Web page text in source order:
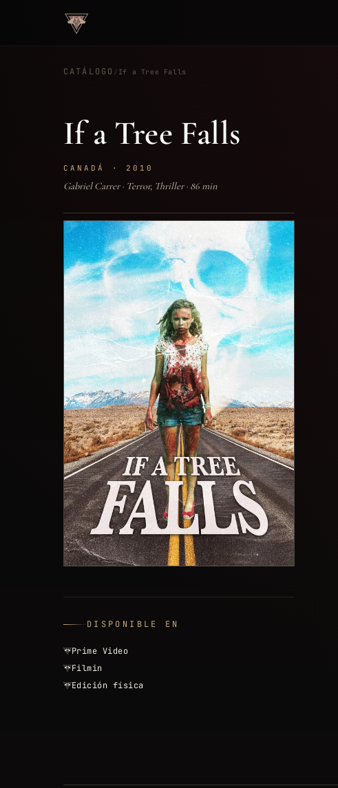
TÁRTARO
CATÁLOGO / If a Tree Falls
If a Tree Falls
CANADÁ · 2010
Gabriel Carrer · Terror, Thriller · 86 min
DISPONIBLE EN
Prime Video
Filmin
Edición física